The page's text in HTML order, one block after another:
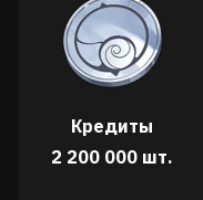
Кредиты
2 200 000 шт.